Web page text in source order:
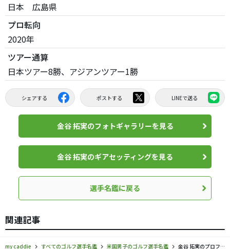
日本 広島県
プロ転向
2020年
ツアー通算
日本ツアー8勝、アジアンツアー1勝
シェアする ポストする LINEで送る
金谷 拓実のフォトギャラリーを見る
金谷 拓実のギアセッティングを見る
選手名鑑に戻る
関連記事
my caddie すべてのゴルフ選手名鑑 米国男子のゴルフ選手名鑑 金谷 拓実のプロフィール・ツアー成績